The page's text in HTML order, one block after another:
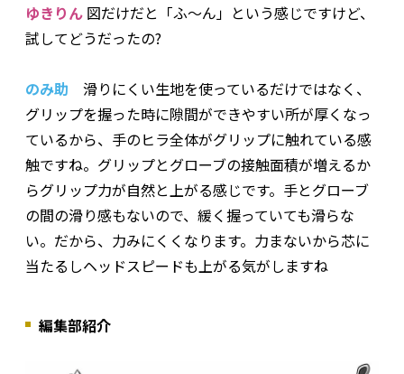
ゆきりん 図だけだと「ふ～ん」という感じですけど、
試してどうだったの?
のみ助 滑りにくい生地を使っているだけではなく、
グリップを握った時に隙間ができやすい所が厚くなっ
ているから、手のヒラ全体がグリップに触れている感
触ですね。グリップとグローブの接触面積が増えるか
らグリップ力が自然と上がる感じです。手とグローブ
の間の滑り感もないので、緩く握っていても滑らな
い。だから、力みにくくなります。力まないから芯に
当たるしヘッドスピードも上がる気がしますね
編集部紹介